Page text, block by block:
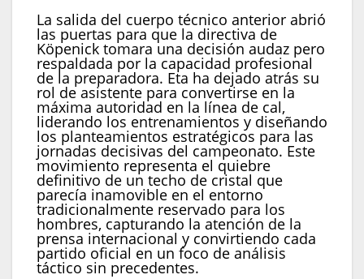
La salida del cuerpo técnico anterior abrió
las puertas para que la directiva de
Köpenick tomara una decisión audaz pero
respaldada por la capacidad profesional
de la preparadora. Eta ha dejado atrás su
rol de asistente para convertirse en la
máxima autoridad en la línea de cal,
liderando los entrenamientos y diseñando
los planteamientos estratégicos para las
jornadas decisivas del campeonato. Este
movimiento representa el quiebre
definitivo de un techo de cristal que
parecía inamovible en el entorno
tradicionalmente reservado para los
hombres, capturando la atención de la
prensa internacional y convirtiendo cada
partido oficial en un foco de análisis
táctico sin precedentes.